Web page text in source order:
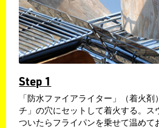
Step 1
「防水ファイアライター」（着火
チ」の穴にセットして着火する。ス
ついたらフライパンを乗せて温めて